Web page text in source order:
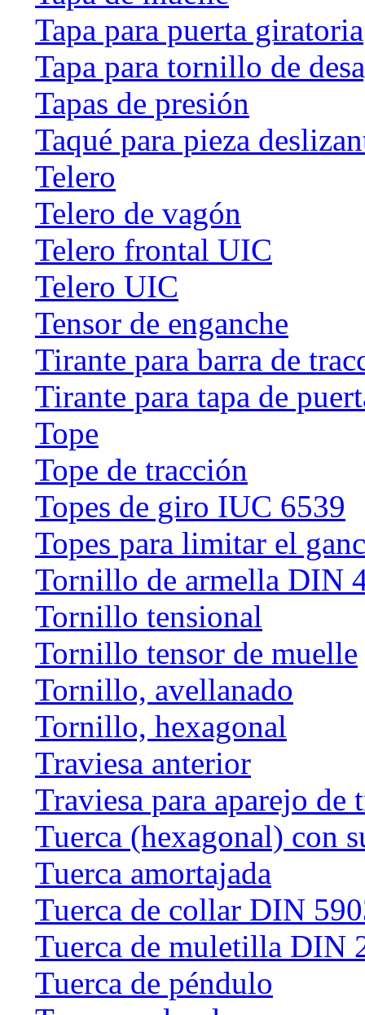
Tapa para puerta giratoria
Tapa para tornillo de
Tapas de presión
Taqué para pieza
Telero
Telero de vagón
Telero frontal UIC
Telero UIC
Tensor de enganche
Tirante para barra de
Tirante para tapa de
Tope
Tope de tracción
Topes de giro IUC 6539
Topes para limitar el
Tornillo de armella DIN
Tornillo tensional
Tornillo tensor de muelle
Tornillo, avellanado
Tornillo, hexagonal
Traviesa anterior
Traviesa para aparejo
Tuerca (hexagonal) con
Tuerca amortajada
Tuerca de collar DIN
Tuerca de muletilla DIN
Tuerca de péndulo